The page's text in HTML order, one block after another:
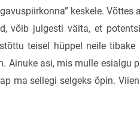
keskele. Võttes
võib julgesti väita, et
teisel hüppel neile tibake
Ainuke asi, mis mulle esialgu
ma sellegi selgeks õpin.